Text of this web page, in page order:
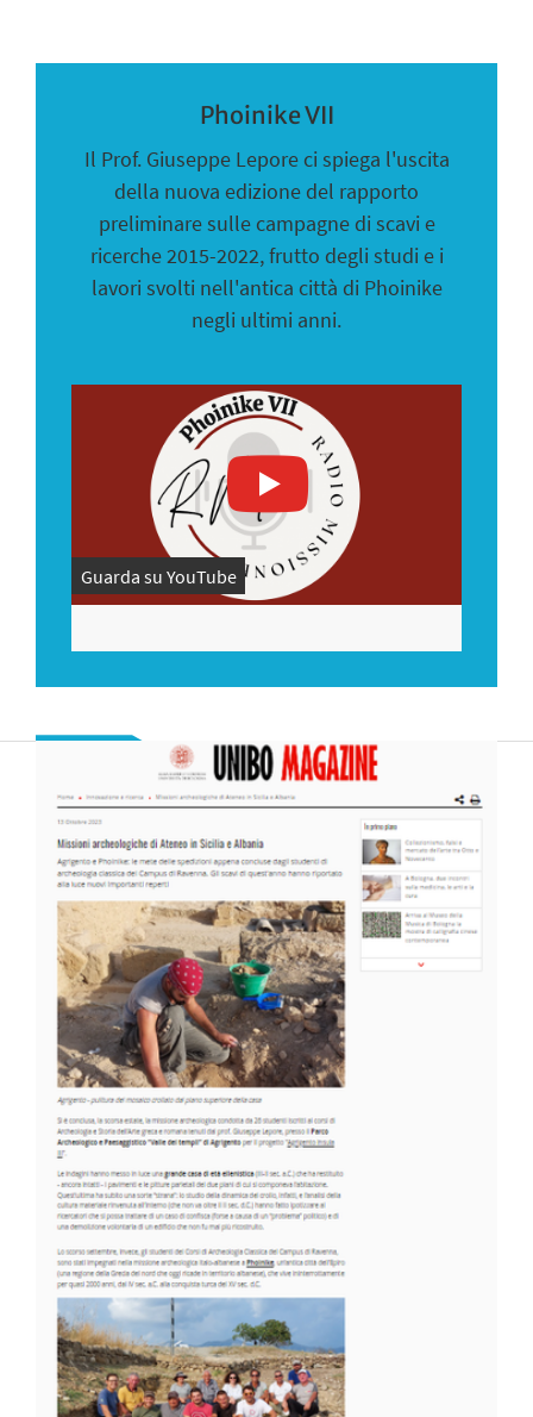
Phoinike VII
Il Prof. Giuseppe Lepore ci spiega l'uscita
della nuova edizione del rapporto
preliminare sulle campagne di scavi e
ricerche 2015-2022, frutto degli studi e i
lavori svolti nell'antica città di Phoinike
negli ultimi anni.
Guarda su YouTube